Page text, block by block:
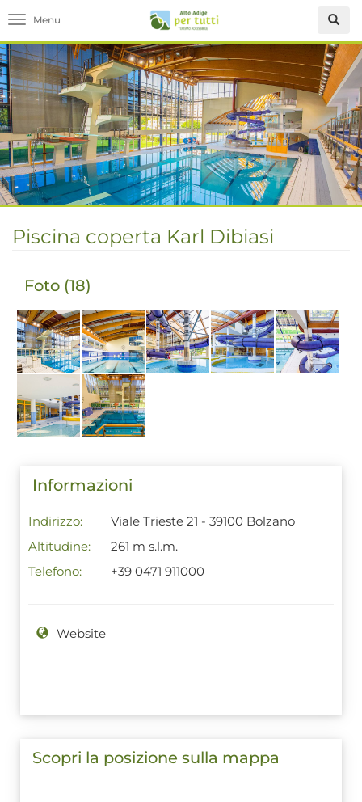
Toggle navigation
Piscina coperta Karl Dibiasi
Foto (18)
Informazioni
Indirizzo:
Viale Trieste 21 - 39100 Bolzano
Altitudine:
261 m s.l.m.
Telefono:
+39 0471 911000
Website
Scopri la posizione sulla mappa